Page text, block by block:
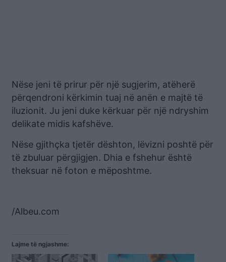
Nëse jeni të prirur për një sugjerim, atëherë
përqendroni kërkimin tuaj në anën e majtë të
iluzionit. Ju jeni duke kërkuar për një ndryshim
delikate midis kafshëve.
Nëse gjithçka tjetër dështon, lëvizni poshtë për
të zbuluar përgjigjen. Dhia e fshehur është
theksuar në foton e mëposhtme.
/Albeu.com
Lajme të ngjashme: